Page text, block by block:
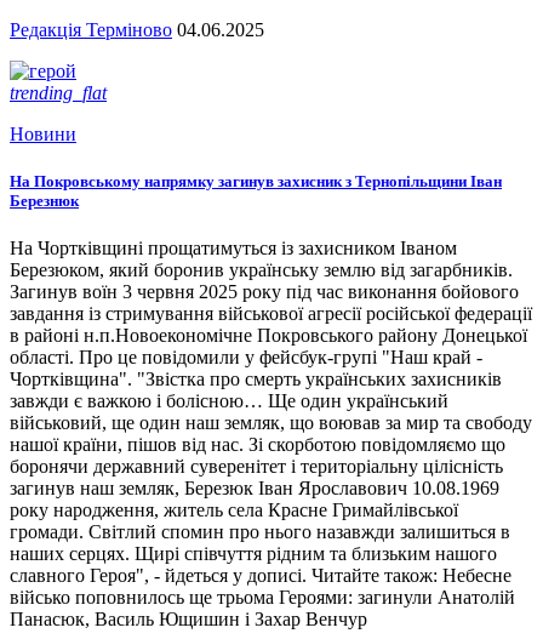
Редакція Терміново 04.06.2025
trending_flat
Новини
На Покровському напрямку загинув захисник з Тернопільщини Іван
Березнюк
На Чортківщині прощатимуться із захисником Іваном
Березюком, який боронив українську землю від загарбників.
Загинув воїн 3 червня 2025 року під час виконання бойового
завдання із стримування військової агресії російської федерації
в районі н.п.Новоекономічне Покровського району Донецької
області. Про це повідомили у фейсбук-групі "Наш край -
Чортківщина". "Звістка про смерть українських захисників
завжди є важкою і болісною… Ще один український
військовий, ще один наш земляк, що воював за мир та свободу
нашої країни, пішов від нас. Зі скорботою повідомляємо що
боронячи державний суверенітет і територіальну цілісність
загинув наш земляк, Березюк Іван Ярославович 10.08.1969
року народження, житель села Красне Гримайлівської
громади. Світлий спомин про нього назавжди залишиться в
наших серцях. Щирі співчуття рідним та близьким нашого
славного Героя", - йдеться у дописі. Читайте також: Небесне
військо поповнилось ще трьома Героями: загинули Анатолій
Панасюк, Василь Ющишин і Захар Венчур